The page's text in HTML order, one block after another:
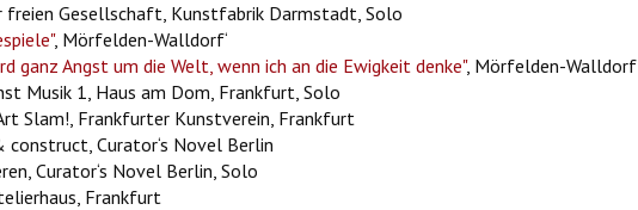
Gesellschaft, Kunstfabrik Darmstadt, Solo
, Mörfelden-Walldorf‘
ganz Angst um die Welt, wenn ich an die Ewigkeit denke", Mörfelden-Walldorf
Musik 1, Haus am Dom, Frankfurt, Solo
Slam!, Frankfurter Kunstverein, Frankfurt
Curator‘s Novel Berlin
Curator‘s Novel Berlin, Solo
Frankfurt